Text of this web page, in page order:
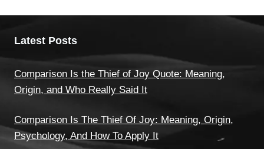
Latest Posts
Comparison Is the Thief of Joy Quote: Meaning,
Origin, and Who Really Said It
Comparison Is The Thief Of Joy: Meaning, Origin,
Psychology, And How To Apply It